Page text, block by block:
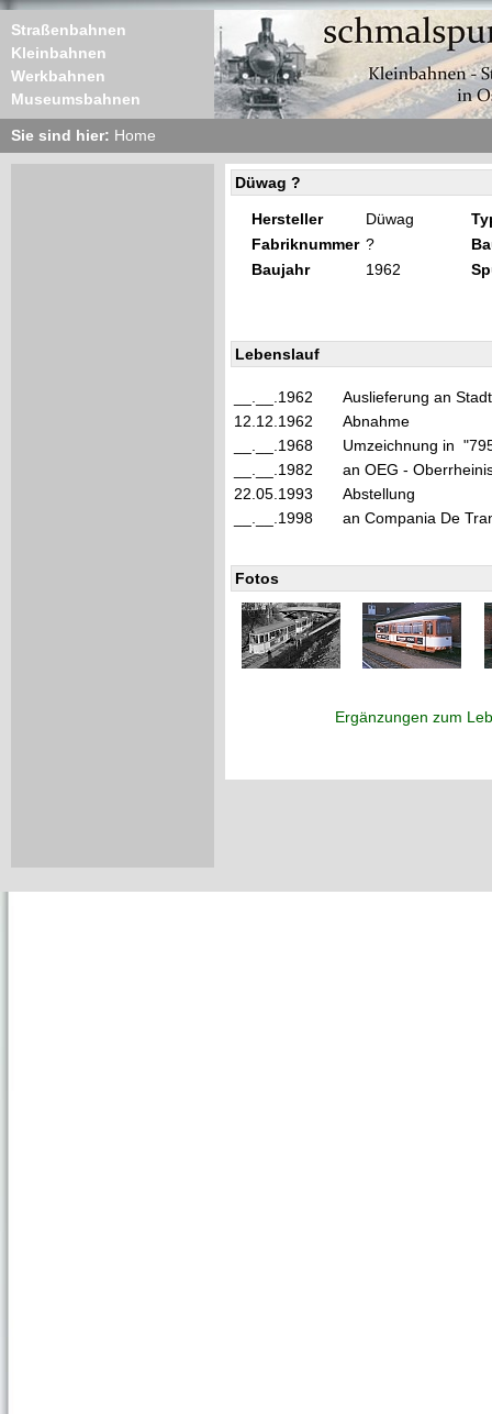
Straßenbahnen
Kleinbahnen
Werkbahnen
Museumsbahnen
Sie sind hier: Home
Düwag ?
Hersteller Düwag
Fabriknummer ?
Baujahr
1962
Lebenslauf
__.__.1962
Auslieferung an
12.12.1962
Abnahme
__.__.1968
Umzeichnung in
__.__.1982
an OEG -
22.05.1993
Abstellung
__.__.1998
an Compania De
Fotos
Ergänzungen zum